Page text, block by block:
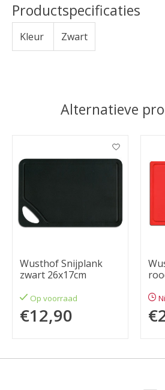
Productspecificaties
Kleur Zwart
Alternatieve
Items van productcarrousel
Wusthof Snijplank
zwart 26x17cm
Op voorraad
€12,90